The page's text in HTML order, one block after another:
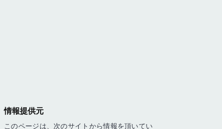
情報提供元
このページは、次のサイトから情報を頂いてい